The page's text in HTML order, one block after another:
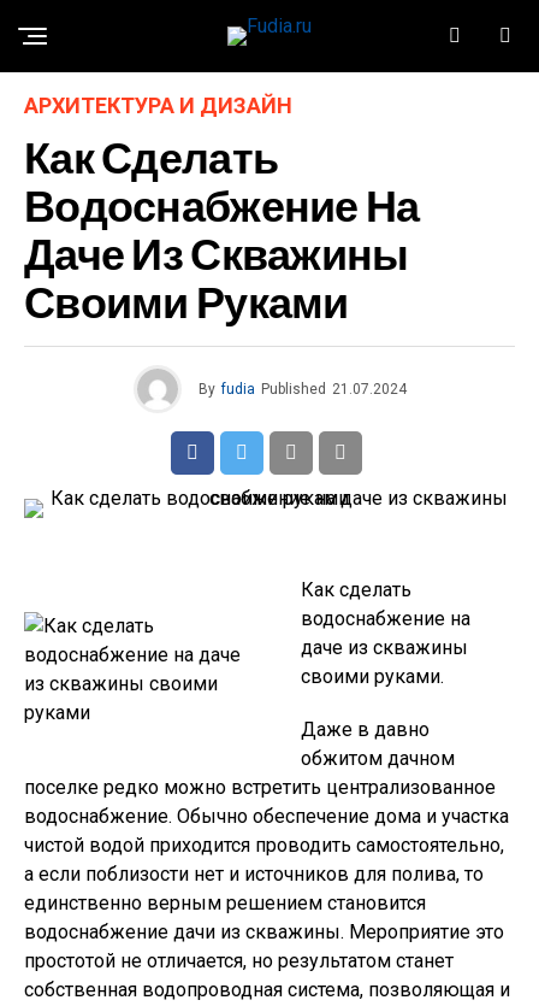
АРХИТЕКТУРА И ДИЗАЙН
Как Сделать
Водоснабжение На
Даче Из Скважины
Своими Руками
By fudia Published 21.07.2024
Как сделать
водоснабжение на
даче из скважины
своими руками.
Даже в давно
обжитом дачном
поселке редко можно встретить централизованное
водоснабжение. Обычно обеспечение дома и участка
чистой водой приходится проводить самостоятельно,
а если поблизости нет и источников для полива, то
единственно верным решением становится
водоснабжение дачи из скважины. Мероприятие это
простотой не отличается, но результатом станет
собственная водопроводная система, позволяющая и